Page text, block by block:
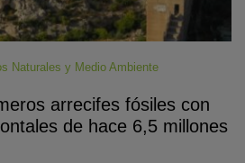
Naturales y Medio Ambiente
arrecifes fósiles con
de hace 6,5 millones